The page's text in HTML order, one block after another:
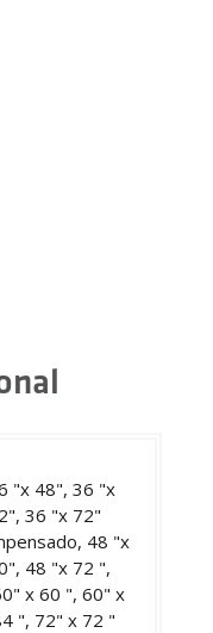
"x 48", 36 "x
36 "x 72"
48 "x
48 "x 72 ",
x 60 ", 60" x
", 72" x 72 "